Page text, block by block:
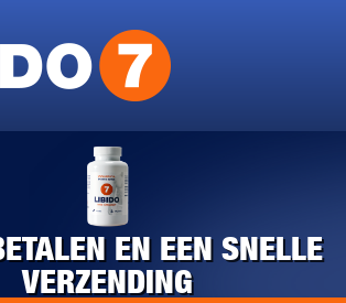
EN EEN SNELLE
VERZENDING